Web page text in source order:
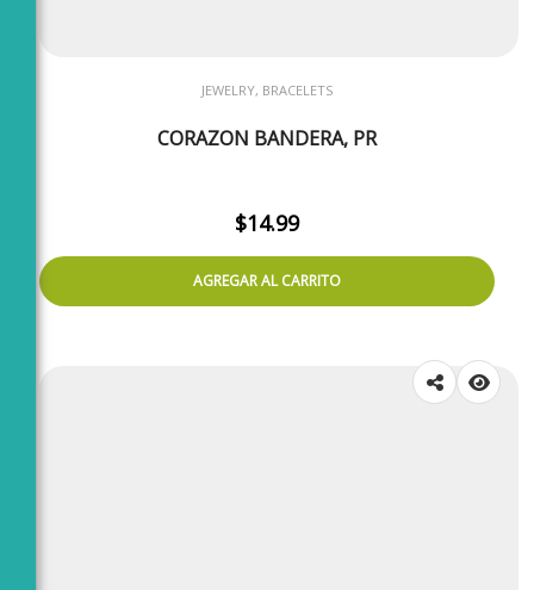
JEWELRY, BRACELETS
CORAZON BANDERA, PR
$14.99
AGREGAR AL CARRITO